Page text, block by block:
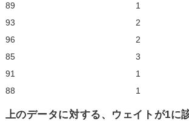
89
1
93
2
96
2
85
3
91
1
88
1
上のデータに対する、ウェイトが1に